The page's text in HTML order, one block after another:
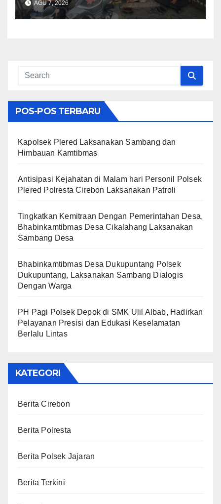
Cikalahang Laksanakan
Sambang Desa
AGU 7, 2026
POS-POS TERBARU
Kapolsek Plered Laksanakan Sambang dan
Himbauan Kamtibmas
Antisipasi Kejahatan di Malam hari Personil Polsek
Plered Polresta Cirebon Laksanakan Patroli
Tingkatkan Kemitraan Dengan Pemerintahan Desa,
Bhabinkamtibmas Desa Cikalahang Laksanakan
Sambang Desa
Bhabinkamtibmas Desa Dukupuntang Polsek
Dukupuntang, Laksanakan Sambang Dialogis
Dengan Warga
PH Pagi Polsek Depok di SMK Ulil Albab, Hadirkan
Pelayanan Presisi dan Edukasi Keselamatan
Berlalu Lintas
KATEGORI
Berita Cirebon
Berita Polresta
Berita Polsek Jajaran
Berita Terkini